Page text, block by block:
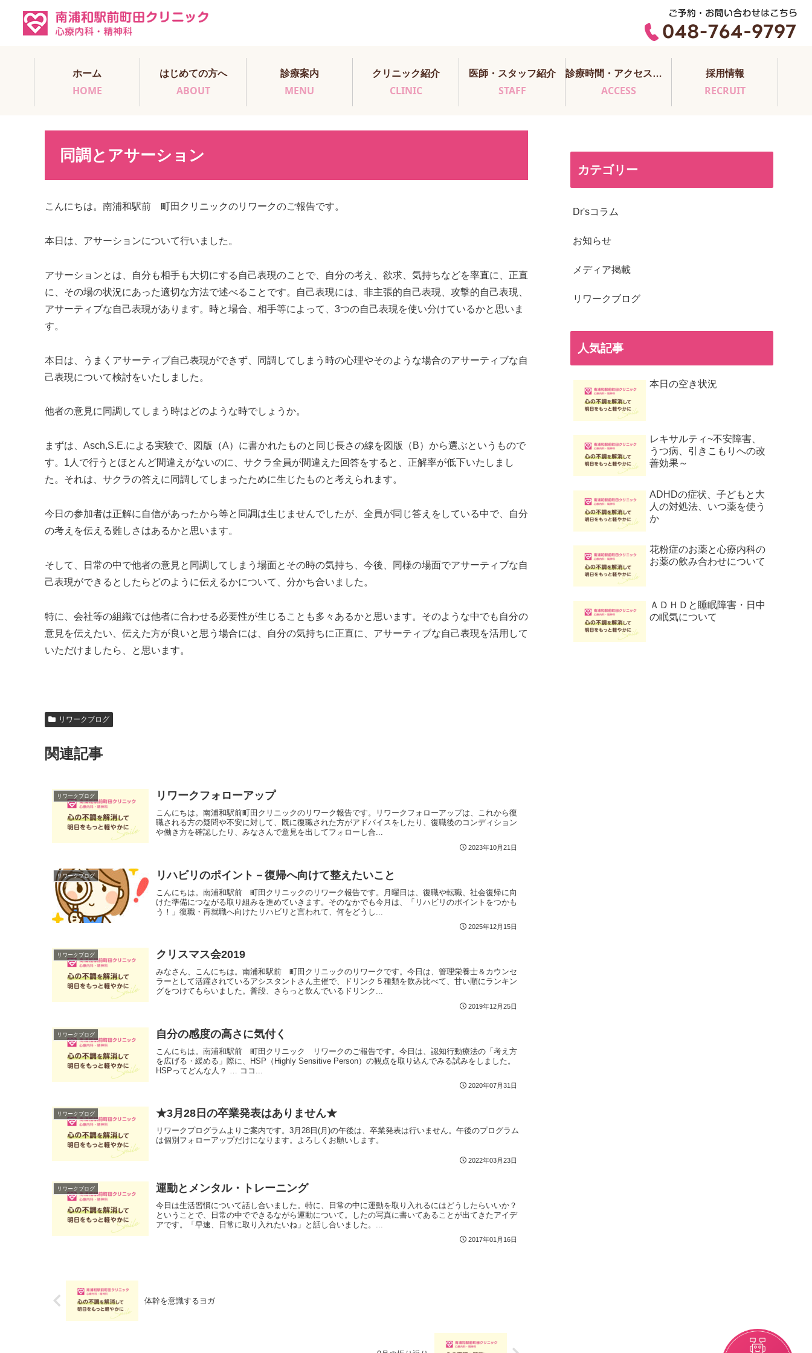
ホーム
HOME
はじめての方へ
ABOUT
診療案内
MENU
クリニック紹介
CLINIC
医師・スタッフ紹介
STAFF
診療時間・アクセス・医師担当表
ACCESS
採用情報
RECRUIT
同調とアサーション
こんにちは。南浦和駅前 町田クリニックのリワークのご報告です。
本日は、アサーションについて行いました。
アサーションとは、自分も相手も大切にする自己表現のことで、自分の考え、欲求、気持ちなどを率直に、正直
に、その場の状況にあった適切な方法で述べることです。自己表現には、非主張的自己表現、攻撃的自己表現、
アサーティブな自己表現があります。時と場合、相手等によって、3つの自己表現を使い分けているかと思いま
す。
本日は、うまくアサーティブ自己表現ができず、同調してしまう時の心理やそのような場合のアサーティブな自
己表現について検討をいたしました。
他者の意見に同調してしまう時はどのような時でしょうか。
まずは、Asch,S.E.による実験で、図版（A）に書かれたものと同じ長さの線を図版（B）から選ぶというもので
す。1人で行うとほとんど間違えがないのに、サクラ全員が間違えた回答をすると、正解率が低下いたしまし
た。それは、サクラの答えに同調してしまったために生じたものと考えられます。
今日の参加者は正解に自信があったから等と同調は生じませんでしたが、全員が同じ答えをしている中で、自分
の考えを伝える難しさはあるかと思います。
そして、日常の中で他者の意見と同調してしまう場面とその時の気持ち、今後、同様の場面でアサーティブな自
己表現ができるとしたらどのように伝えるかについて、分かち合いました。
特に、会社等の組織では他者に合わせる必要性が生じることも多々あるかと思います。そのような中でも自分の
意見を伝えたい、伝えた方が良いと思う場合には、自分の気持ちに正直に、アサーティブな自己表現を活用して
いただけましたら、と思います。
リワークブログ
関連記事
リワークブログ リワークフォローアップ
こんにちは。南浦和駅前町田クリニックのリワーク報告です。リワークフォローアップは、これから復
職される方の疑問や不安に対して、既に復職された方がアドバイスをしたり、復職後のコンディション
や働き方を確認したり、みなさんで意見を出してフォローし合...
2023年10月21日
リワークブログ リハビリのポイント－復帰へ向けて整えたいこと
こんにちは。南浦和駅前 町田クリニックのリワーク報告です。月曜日は、復職や転職、社会復帰に向
けた準備につながる取り組みを進めていきます。そのなかでも今月は、「リハビリのポイントをつかも
う！」復職・再就職へ向けたリハビリと言われて、何をどうし...
2025年12月15日
リワークブログ クリスマス会2019
みなさん、こんにちは。南浦和駅前 町田クリニックのリワークです。今日は、管理栄養士＆カウンセ
ラーとして活躍されているアシスタントさん主催で、ドリンク５種類を飲み比べて、甘い順にランキン
グをつけてもらいました。普段、さらっと飲んでいるドリンク...
2019年12月25日
リワークブログ 自分の感度の高さに気付く
こんにちは。南浦和駅前 町田クリニック リワークのご報告です。今日は、認知行動療法の「考え方
を広げる・緩める」際に、HSP（Highly Sensitive Person）の観点を取り込んでみる試みをしました。
HSPってどんな人？ … ココ...
2020年07月31日
リワークブログ ★3月28日の卒業発表はありません★
リワークプログラムよりご案内です。3月28日(月)の午後は、卒業発表は行いません。午後のプログラム
は個別フォローアップだけになります。よろしくお願いします。
2022年03月23日
リワークブログ 運動とメンタル・トレーニング
今日は生活習慣について話し合いました。特に、日常の中に運動を取り入れるにはどうしたらいいか？
ということで、日常の中でできるながら運動について。したの写真に書いてあることが出てきたアイデ
アです。「早速、日常に取り入れたいね」と話し合いました。...
2017年01月16日
体幹を意識するヨガ
カテゴリー
Dr'sコラム
お知らせ
メディア掲載
リワークブログ
人気記事
本日の空き状況
レキサルティ~不安障害、
うつ病、引きこもりへの改
善効果～
ADHDの症状、子どもと大
人の対処法、いつ薬を使う
か
花粉症のお薬と心療内科の
お薬の飲み合わせについて
ＡＤＨＤと睡眠障害・日中
の眠気について